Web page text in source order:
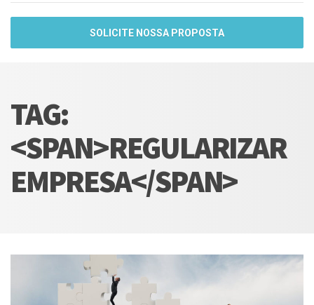
SOLICITE NOSSA PROPOSTA
TAG:
<SPAN>REGULARIZAR
EMPRESA</SPAN>